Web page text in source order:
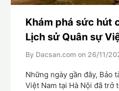
Khám phá sức hút
Lịch sử Quân sự
By Dacsan.com on 26/11/
Những ngày gần đây, Bảo
Việt Nam tại Hà Nội đã trở